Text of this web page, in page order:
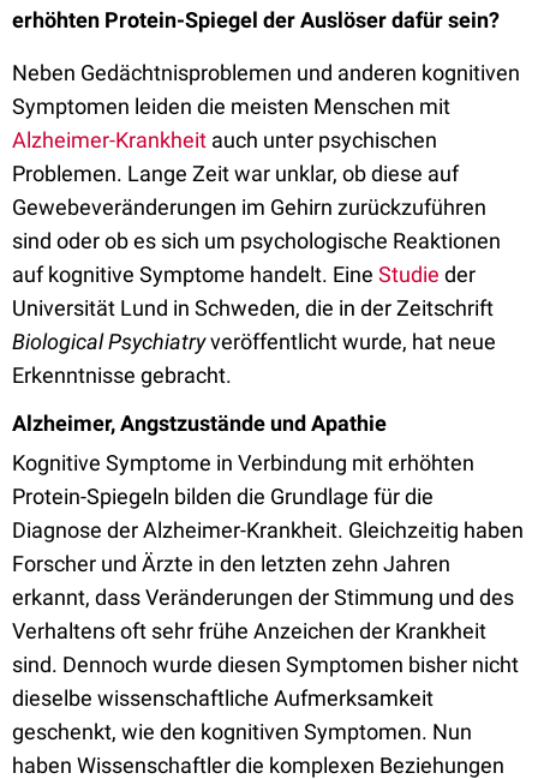
erhöhten Protein-Spiegel der Auslöser dafür sein?
Neben Gedächtnisproblemen und anderen kognitiven
Symptomen leiden die meisten Menschen mit
Alzheimer-Krankheit auch unter psychischen
Problemen. Lange Zeit war unklar, ob diese auf
Gewebeveränderungen im Gehirn zurückzuführen
sind oder ob es sich um psychologische Reaktionen
auf kognitive Symptome handelt. Eine Studie der
Universität Lund in Schweden, die in der Zeitschrift
Biological Psychiatryveröffentlicht wurde, hat neue
Erkenntnisse gebracht.
Alzheimer, Angstzustände und Apathie
Kognitive Symptome in Verbindung mit erhöhten
Protein-Spiegeln bilden die Grundlage für die
Diagnose der Alzheimer-Krankheit. Gleichzeitig haben
Forscher und Ärzte in den letzten zehn Jahren
erkannt, dass Veränderungen der Stimmung und des
Verhaltens oft sehr frühe Anzeichen der Krankheit
sind. Dennoch wurde diesen Symptomen bisher nicht
dieselbe wissenschaftliche Aufmerksamkeit
geschenkt, wie den kognitiven Symptomen. Nun
haben Wissenschaftler die komplexen Beziehungen